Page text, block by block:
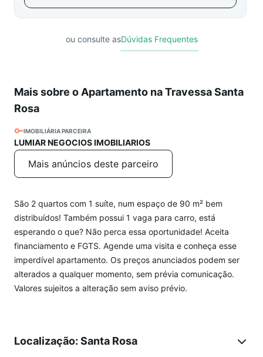
ou consulte asDúvidas Frequentes
Mais sobre o Apartamento na Travessa Santa
Rosa
IMOBILIÁRIA PARCEIRA
LUMIAR NEGOCIOS IMOBILIARIOS
Mais anúncios deste parceiro
São 2 quartos com 1 suíte, num espaço de 90 m² bem
distribuídos! Também possui 1 vaga para carro, está
esperando o que? Não perca essa oportunidade! Aceita
financiamento e FGTS. Agende uma visita e conheça esse
imperdível apartamento. Os preços anunciados podem ser
alterados a qualquer momento, sem prévia comunicação.
Valores sujeitos a alteração sem aviso prévio.
Localização: Santa Rosa